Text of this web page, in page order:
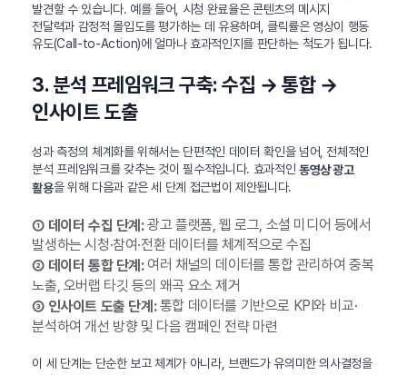
발견할 수 있습니다. 예를 들어, 시청 완료율은 콘텐츠의 메시지
전달력과 감정적 몰입도를 평가하는 데 유용하며, 클릭률은 영상이 행동
유도(Call-to-Action)에 얼마나 효과적인지를 판단하는 척도가 됩니다.
3. 분석 프레임워크 구축: 수집 → 통합 →
인사이트 도출
성과 측정의 체계화를 위해서는 단편적인 데이터 확인을 넘어, 전체적인
분석 프레임워크를 갖추는 것이 필수적입니다. 효과적인 동영상 광고
활용을 위해 다음과 같은 세 단계 접근법이 제안됩니다.
① 데이터 수집 단계:광고 플랫폼, 웹 로그, 소셜 미디어 등에서
발생하는 시청·참여·전환 데이터를 체계적으로 수집
② 데이터 통합 단계:여러 채널의 데이터를 통합 관리하여 중복
노출, 오버랩 타깃 등의 왜곡 요소 제거
③ 인사이트 도출 단계:통합 데이터를 기반으로 KPI와 비교·
분석하여 개선 방향 및 다음 캠페인 전략 마련
이 세 단계는 단순한 보고 체계가 아니라, 브랜드가 유의미한 의사결정을